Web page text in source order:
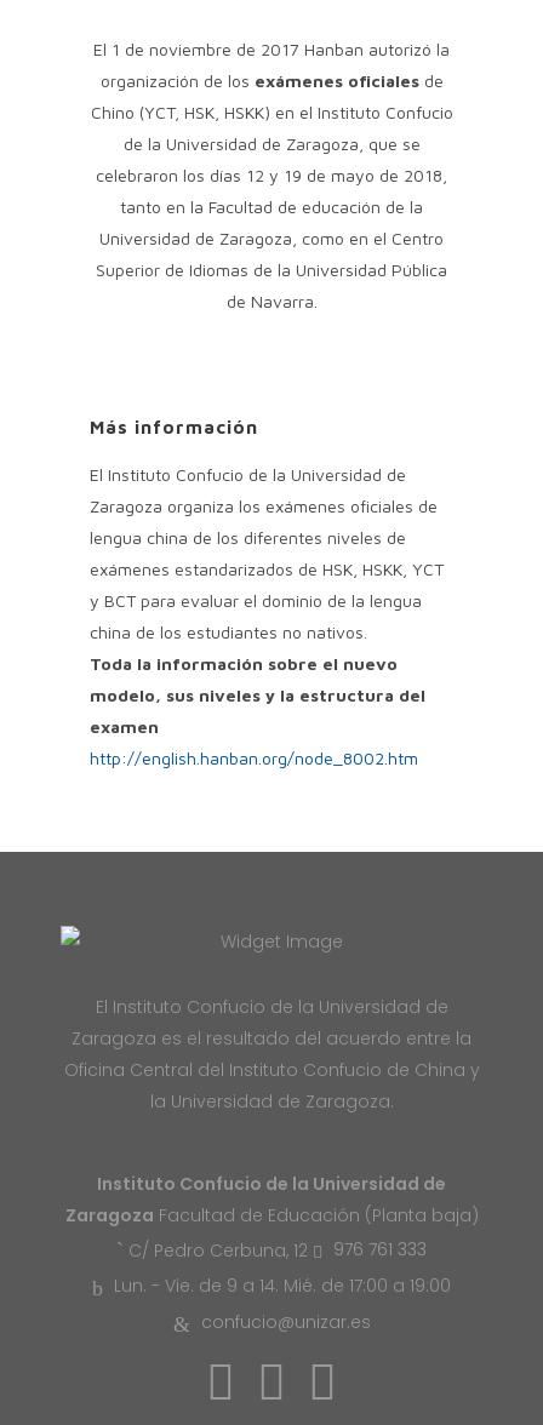
El 1 de noviembre de 2017 Hanban autorizó la
organización de los exámenes oficialesde
Chino (YCT, HSK, HSKK) en el Instituto Confucio
de la Universidad de Zaragoza, que se
celebraron los días 12 y 19 de mayo de 2018,
tanto en la Facultad de educación de la
Universidad de Zaragoza, como en el Centro
Superior de Idiomas de la Universidad Pública
de Navarra.
Más información
El Instituto Confucio de la Universidad de
Zaragoza organiza los exámenes oficiales de
lengua china de los diferentes niveles de
exámenes estandarizados de HSK, HSKK, YCT
y BCT para evaluar el dominio de la lengua
china de los estudiantes no nativos.
Toda la información sobre el nuevo
modelo, sus niveles y la estructura del
examen
http://english.hanban.org/node_8002.htm
El Instituto Confucio de la Universidad de
Zaragoza es el resultado del acuerdo entre la
Oficina Central del Instituto Confucio de China y
la Universidad de Zaragoza.
Instituto Confucio de la Universidad de
Zaragoza Facultad de Educación (Planta baja)
C/ Pedro Cerbuna, 12
976 761 333
Lun. - Vie. de 9 a 14. Mié. de 17:00 a 19:00
confucio@unizar.es